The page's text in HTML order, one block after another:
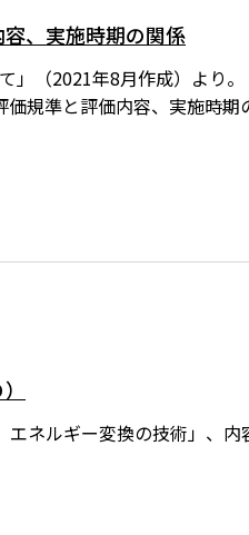
、実施時期の関係
」（2021年8月作成）より
規準と評価内容、実施時期
ネルギー変換の技術」、